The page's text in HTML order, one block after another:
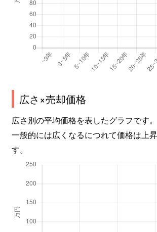
広さ×売却価格
広さ別の平均価格を表したグラフです。
一般的には広くなるにつれて価格は上
す。